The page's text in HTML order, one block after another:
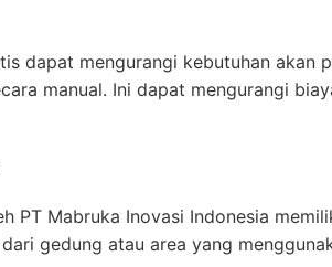
dapat mengurangi kebutuhan akan
manual. Ini dapat mengurangi
PT Mabruka Inovasi Indonesia
gedung atau area yang